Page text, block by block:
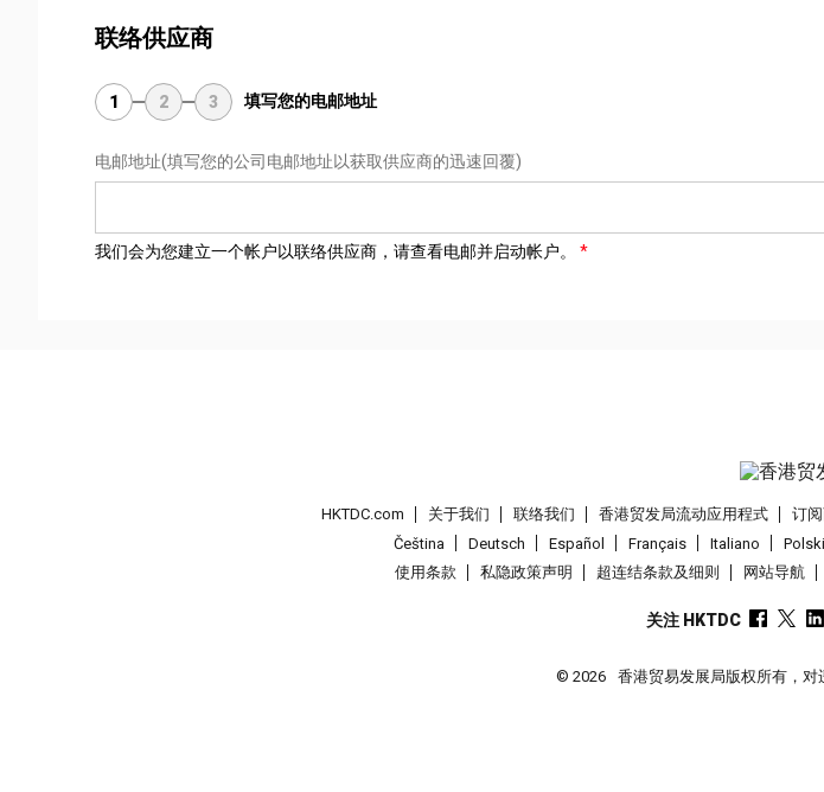
联络供应商
1 2 3 填写您的电邮地址
电邮地址(填写您的公司电邮地址以获取供应商的迅速回覆)
我们会为您建立一个帐户以联络供应商，请查看电邮并启动帐户。
HKTDC.com 关于我们 联络我们 香港贸发局流动应用程式 订
Čeština
Deutsch Español Français Italiano Polski
使用条款
私隐政策声明 超连结条款及细则 网站导航
关注 HKTDC
© 2026 香港贸易发展局版权所有，对